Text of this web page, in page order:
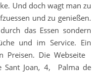
Und doch wagt man zu
und zu genießen.
das Essen sondern
und im Service. Ein
Preisen. Die Webseite
Joan, 4, Palma de